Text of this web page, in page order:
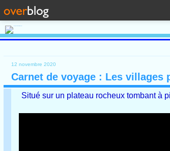
12 novembre 2020
Carnet de voyage : Les villages
Situé sur un plateau rocheux tombant à